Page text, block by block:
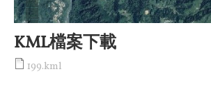
KML檔案下載
199.kml